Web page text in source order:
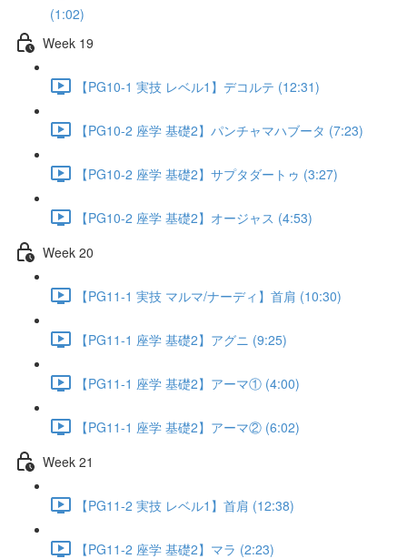
(1:02)
Week 19
【PG10-1 実技 レベル1】デコルテ (12:31)
【PG10-2 座学 基礎2】パンチャマハブータ (7:23)
【PG10-2 座学 基礎2】サプタダートゥ (3:27)
【PG10-2 座学 基礎2】オージャス (4:53)
Week 20
【PG11-1 実技 マルマ/ナーディ】首肩 (10:30)
【PG11-1 座学 基礎2】アグニ (9:25)
【PG11-1 座学 基礎2】アーマ① (4:00)
【PG11-1 座学 基礎2】アーマ② (6:02)
Week 21
【PG11-2 実技 レベル1】首肩 (12:38)
【PG11-2 座学 基礎2】マラ (2:23)